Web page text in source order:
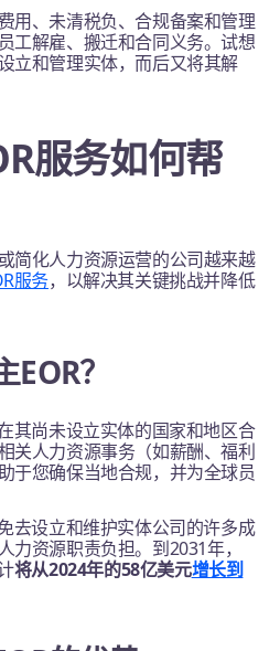
用、未清税负、合规备案和管理
工解雇、搬迁和合同义务。试想
立和管理实体，而后又将其解
服务如何帮
简化人力资源运营的公司越来越
服务，以解决其关键挑战并降低
？
其尚未设立实体的国家和地区合
关人力资源事务（如薪酬、福利
于您确保当地合规，并为全球员
去设立和维护实体公司的许多成
力资源职责负担。到2031年，
将从2024年的58亿美元增长到